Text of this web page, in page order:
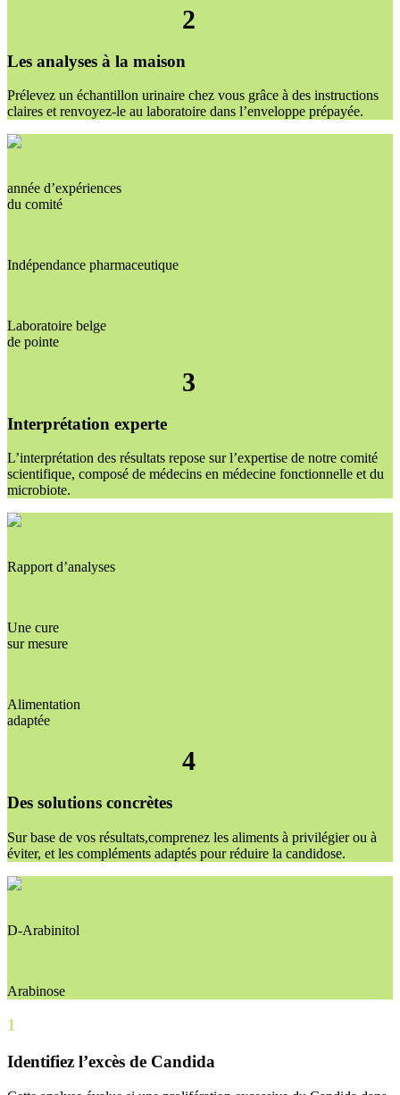
2
Les analyses à la maison
Prélevez un échantillon urinaire chez vous grâce à des instructions
claires et renvoyez-le au laboratoire dans l’enveloppe prépayée.
année d’expériences
du comité
Indépendance pharmaceutique
Laboratoire belge
de pointe
3
Interprétation experte
L’interprétation des résultats repose sur l’expertise de notre comité
scientifique, composé de médecins en médecine fonctionnelle et du
microbiote.
Rapport d’analyses
Une cure
sur mesure
Alimentation
adaptée
4
Des solutions concrètes
Sur base de vos résultats,comprenez les aliments à privilégier ou à
éviter, et les compléments adaptés pour réduire la candidose.
D-Arabinitol
Arabinose
1
Identifiez l’excès de Candida